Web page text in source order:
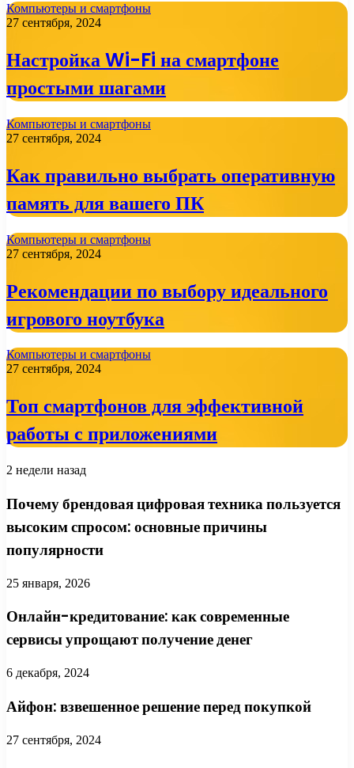
Компьютеры и смартфоны
27 сентября, 2024
Настройка Wi-Fi на смартфоне
простыми шагами
Компьютеры и смартфоны
27 сентября, 2024
Как правильно выбрать оперативную
память для вашего ПК
Компьютеры и смартфоны
27 сентября, 2024
Рекомендации по выбору идеального
игрового ноутбука
Компьютеры и смартфоны
27 сентября, 2024
Топ смартфонов для эффективной
работы с приложениями
2 недели назад
Почему брендовая цифровая техника пользуется
высоким спросом: основные причины
популярности
25 января, 2026
Онлайн-кредитование: как современные
сервисы упрощают получение денег
6 декабря, 2024
Айфон: взвешенное решение перед покупкой
27 сентября, 2024